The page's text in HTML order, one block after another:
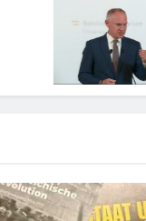
und